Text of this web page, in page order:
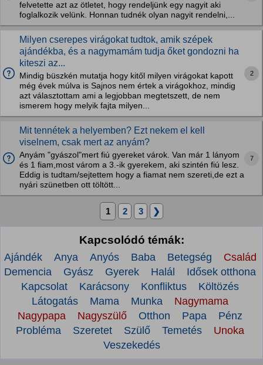
felvetette azt az ötletet, hogy rendeljünk egy nagyit aki
foglalkozik velünk. Honnan tudnék olyan nagyit rendelni,...
Milyen cserepes virágokat tudtok, amik szépek
ajándékba, és a nagymamám tudja őket gondozni ha
kiteszi az...
Mindig büszkén mutatja hogy kitől milyen virágokat kapott
még évek múlva is Sajnos nem értek a virágokhoz, mindig
azt választottam ami a legjobban megtetszett, de nem
ismerem hogy melyik fajta milyen...
2
Mit tennétek a helyemben? Ezt nekem el kell
viselnem, csak mert az anyám?
Anyám "gyászol"mert fiú gyereket várok. Van már 1 lányom
és 1 fiam,most várom a 3.-ik gyerekem, aki szintén fiú lesz.
Eddig is tudtam/sejtettem hogy a fiamat nem szereti,de ezt a
nyári szünetben ott töltött...
7
1 2 3 ❯
Kapcsolódó témák:
Ajándék Anya Anyós Baba Betegség
Család
Demencia
Gyász Gyerek Halál
Idősek otthona
Kapcsolat
Karácsony Konfliktus
Költözés
Látogatás
Mama Munka
Nagymama
Nagypapa
Nagyszülő Otthon Papa
Pénz
Probléma
Szeretet Szülő Temetés
Unoka
Veszekedés